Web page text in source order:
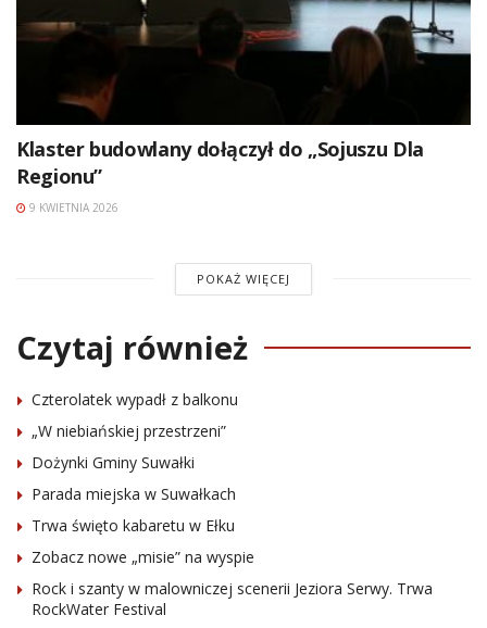
Klaster budowlany dołączył do „Sojuszu Dla
Regionu”
9 KWIETNIA 2026
POKAŻ WIĘCEJ
Czytaj również
Czterolatek wypadł z balkonu
„W niebiańskiej przestrzeni”
Dożynki Gminy Suwałki
Parada miejska w Suwałkach
Trwa święto kabaretu w Ełku
Zobacz nowe „misie” na wyspie
Rock i szanty w malowniczej scenerii Jeziora Serwy. Trwa
RockWater Festival